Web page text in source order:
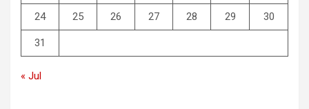
24 25 26 27 28 29 30
31
« Jul